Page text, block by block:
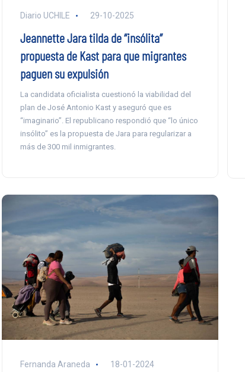
Diario UCHILE 29-10-2025
Jeannette Jara tilda de “insólita”
propuesta de Kast para que migrantes
paguen su expulsión
La candidata oficialista cuestionó la viabilidad del
plan de José Antonio Kast y aseguró que es
“imaginario”. El republicano respondió que “lo único
insólito” es la propuesta de Jara para regularizar a
más de 300 mil inmigrantes.
Fernanda Araneda 18-01-2024